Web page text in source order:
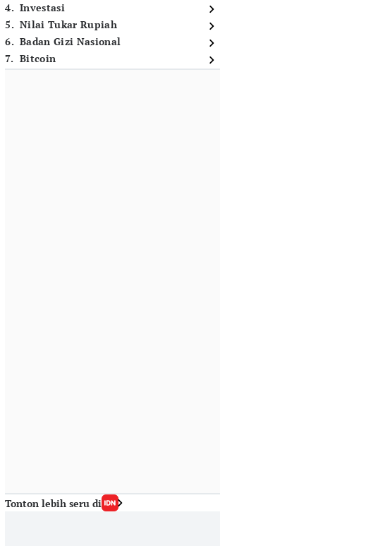
4. Investasi
5. Nilai Tukar Rupiah
6. Badan Gizi Nasional
7. Bitcoin
Tonton lebih seru di